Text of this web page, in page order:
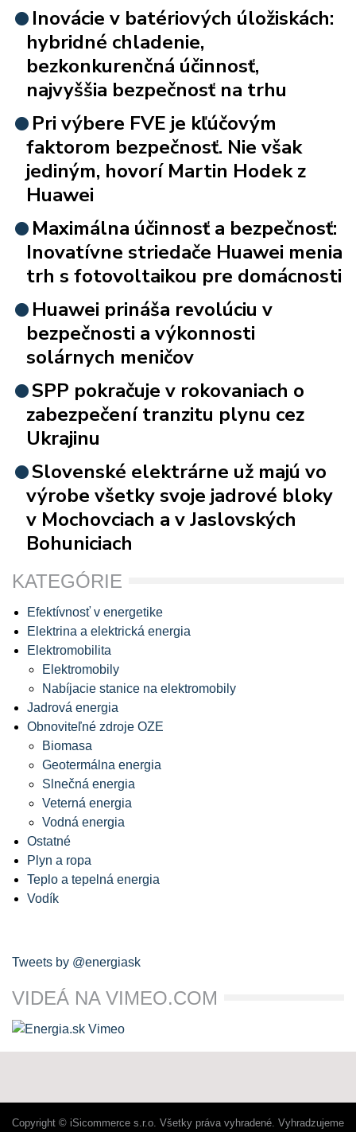
Inovácie v batériových úložiskách:
hybridné chladenie,
bezkonkurenčná účinnosť,
najvyššia bezpečnosť na trhu
Pri výbere FVE je kľúčovým
faktorom bezpečnosť. Nie však
jediným, hovorí Martin Hodek z
Huawei
Maximálna účinnosť a bezpečnosť:
Inovatívne striedače Huawei menia
trh s fotovoltaikou pre domácnosti
Huawei prináša revolúciu v
bezpečnosti a výkonnosti
solárnych meničov
SPP pokračuje v rokovaniach o
zabezpečení tranzitu plynu cez
Ukrajinu
Slovenské elektrárne už majú vo
výrobe všetky svoje jadrové bloky
v Mochovciach a v Jaslovských
Bohuniciach
KATEGÓRIE
Efektívnosť v energetike
Elektrina a elektrická energia
Elektromobilita
Elektromobily
Nabíjacie stanice na elektromobily
Jadrová energia
Obnoviteľné zdroje OZE
Biomasa
Geotermálna energia
Slnečná energia
Veterná energia
Vodná energia
Ostatné
Plyn a ropa
Teplo a tepelná energia
Vodík
Tweets by @energiask
VIDEÁ NA VIMEO.COM
Copyright © iSicommerce s.r.o. Všetky práva vyhradené. Vyhradzujeme